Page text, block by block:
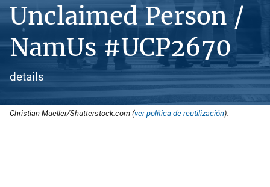
Unclaimed Person /
NamUs #UCP2670
details
Christian Mueller/Shutterstock.com (ver política de reutilización).